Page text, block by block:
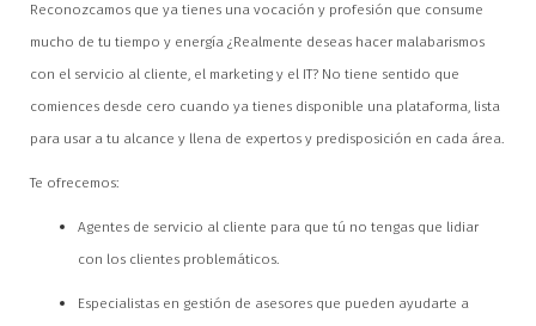
Reconozcamos que ya tienes una vocación y profesión que consume
mucho de tu tiempo y energía ¿Realmente deseas hacer malabarismos
con el servicio al cliente, el marketing y el IT? No tiene sentido que
comiences desde cero cuando ya tienes disponible una plataforma, lista
para usar a tu alcance y llena de expertos y predisposición en cada área.
Te ofrecemos:
Agentes de servicio al cliente para que tú no tengas que lidiar
con los clientes problemáticos.
Especialistas en gestión de asesores que pueden ayudarte a